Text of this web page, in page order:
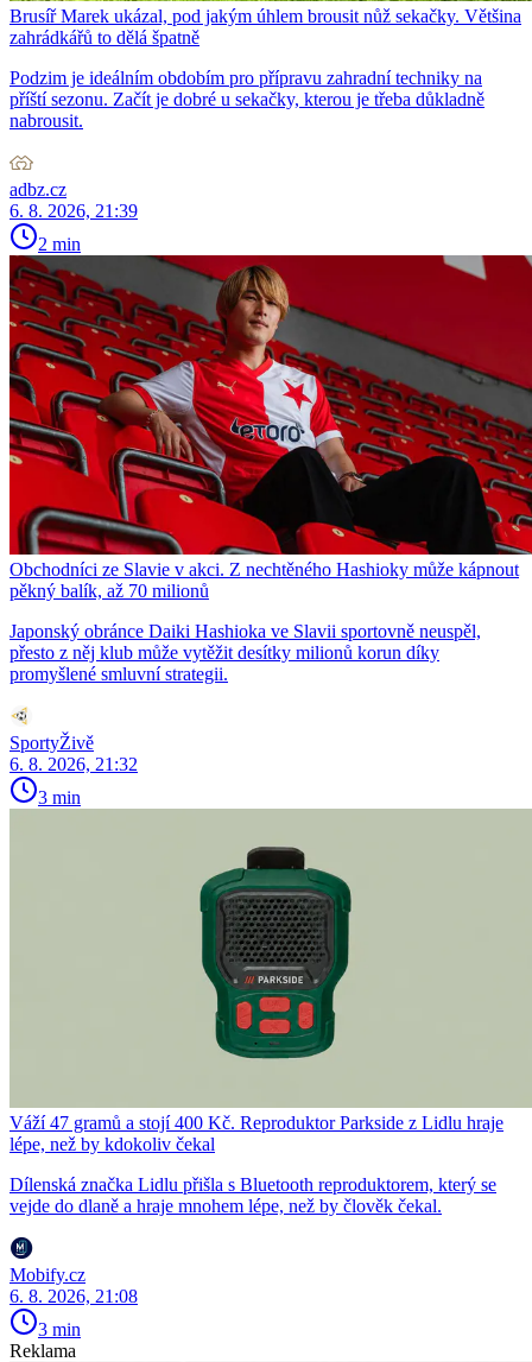
Brusíř Marek ukázal, pod jakým úhlem brousit nůž sekačky. Většina
zahrádkářů to dělá špatně
Podzim je ideálním obdobím pro přípravu zahradní techniky na
příští sezonu. Začít je dobré u sekačky, kterou je třeba důkladně
nabrousit.
adbz.cz
6. 8. 2026, 21:39
2 min
Obchodníci ze Slavie v akci. Z nechtěného Hashioky může kápnout
pěkný balík, až 70 milionů
Japonský obránce Daiki Hashioka ve Slavii sportovně neuspěl,
přesto z něj klub může vytěžit desítky milionů korun díky
promyšlené smluvní strategii.
SportyŽivě
6. 8. 2026, 21:32
3 min
Váží 47 gramů a stojí 400 Kč. Reproduktor Parkside z Lidlu hraje
lépe, než by kdokoliv čekal
Dílenská značka Lidlu přišla s Bluetooth reproduktorem, který se
vejde do dlaně a hraje mnohem lépe, než by člověk čekal.
Mobify.cz
6. 8. 2026, 21:08
3 min
Reklama